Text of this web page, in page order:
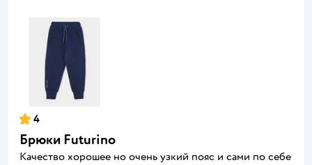
4
Брюки Futurino
Качество хорошее но очень узкий пояс и сами по себе